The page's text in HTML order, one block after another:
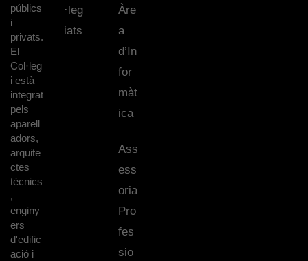
públics
i
privats.
El
Col·leg
i està
integrat
pels
aparell
adors,
arquite
ctes
tècnics
,
enginy
ers
d'edific
ació i
·leg
iats
Àre
a
d’In
for
màt
ica
Ass
ess
oria
Pro
fes
sio